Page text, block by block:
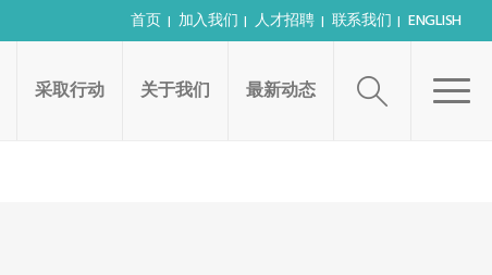
首页 加入我们 人才招聘 联系我们 ENGLISH
采取行动 关于我们 最新动态